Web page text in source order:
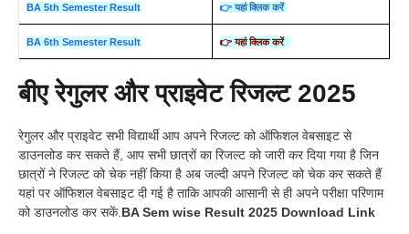
BA 5th Semester Result 👉 यहां क्लिक करें
BA 6th Semester Result 👉 यहां क्लिक करें
बीए रेगुलर और प्राइवेट रिजल्ट 2025
रेगुलर और प्राइवेट सभी विद्यार्थी आप अपने रिजल्ट को ऑफिशल वेबसाइट से
डाउनलोड कर सकते हैं, आप सभी छात्रों का रिजल्ट को जारी कर दिया गया है जिन
छात्रों ने रिजल्ट को चेक नहीं किया है अब जल्दी अपने रिजल्ट को चेक कर सकते हैं
यहां पर ऑफिशल वेबसाइट दी गई है ताकि आपकी आसानी से ही अपने परीक्षा परिणाम
को डाउनलोड कर सकें. BA Sem wise Result 2025 Download Link